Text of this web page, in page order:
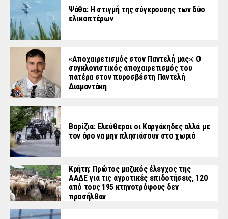
Ψάθα: Η στιγμή της σύγκρουσης των δύο
ελικοπτέρων
«Aποχαιρετισμός στον Παντελή μας»: Ο
συγκλονιστικός αποχαιρετισμός του
πατέρα στον πυροσβέστη Παντελή
Διαμαντάκη
Βορίζια: Ελεύθεροι οι Καργάκηδες αλλά με
τον όρο να μην πλησιάσουν στο χωριό
Κρήτη: Πρώτος μαζικός έλεγχος της
ΑΑΔΕ για τις αγροτικές επιδοτήσεις, 120
από τους 195 κτηνοτρόφους δεν
προσήλθαν